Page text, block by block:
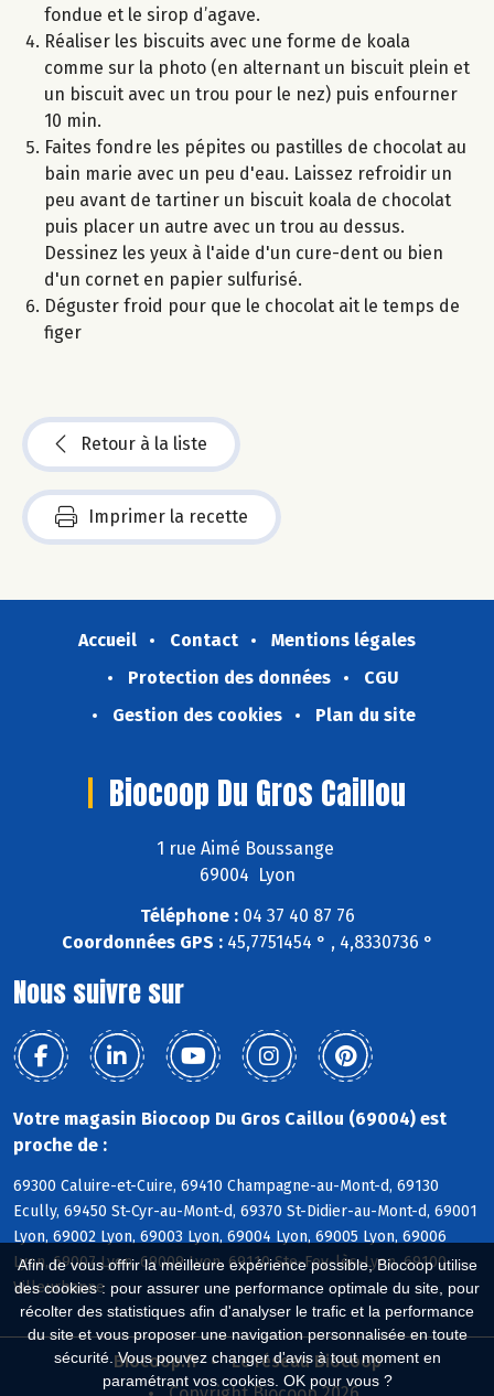
Afin de vous offrir la meilleure expérience possible, Biocoop utilise
des cookies : pour assurer une performance optimale du site, pour
récolter des statistiques afin d'analyser le trafic et la performance
du site et vous proposer une navigation personnalisée en toute
sécurité. Vous pouvez changer d'avis à tout moment en
paramétrant vos cookies. OK pour vous ?
fondue et le sirop d’agave.
Réaliser les biscuits avec une forme de koala
comme sur la photo (en alternant un biscuit plein et
un biscuit avec un trou pour le nez) puis enfourner
10 min.
Faites fondre les pépites ou pastilles de chocolat au
bain marie avec un peu d'eau. Laissez refroidir un
peu avant de tartiner un biscuit koala de chocolat
puis placer un autre avec un trou au dessus.
Dessinez les yeux à l'aide d'un cure-dent ou bien
d'un cornet en papier sulfurisé.
Déguster froid pour que le chocolat ait le temps de
figer
Retour à la liste
Imprimer la recette
Accueil Contact
Mentions légales
Protection des données
CGU
Gestion des cookies
Plan du site
Biocoop Du Gros Caillou
1 rue Aimé Boussange
69004 Lyon
Téléphone :04 37 40 87 76
Coordonnées GPS :45,7751454 ° , 4,8330736 °
Nous suivre sur
Votre magasin Biocoop Du Gros Caillou (69004) est
proche de :
69300 Caluire-et-Cuire, 69410 Champagne-au-Mont-d, 69130
Ecully, 69450 St-Cyr-au-Mont-d, 69370 St-Didier-au-Mont-d, 69001
Lyon, 69002 Lyon, 69003 Lyon, 69004 Lyon, 69005 Lyon, 69006
Lyon, 69007 Lyon, 69009 Lyon, 69110 Ste-Foy-lès-Lyon, 69100
Villeurbanne
Biocoop.fr
Le réseau Biocoop